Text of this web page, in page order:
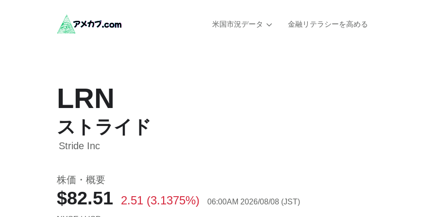
米国市況データ 金融リテラシーを高める
LRN
ストライド
Stride Inc
株価・概要
$82.51 2.51 (3.1375%) 06:00AM 2026/08/08 (JST)